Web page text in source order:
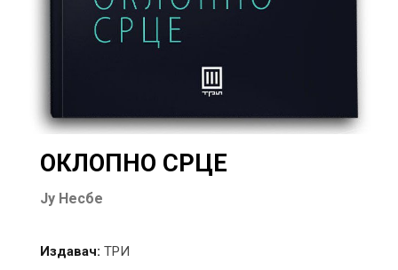
ОКЛОПНО СРЦЕ
Ју Несбе
Издавач: ТРИ